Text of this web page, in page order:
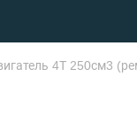
4Т 250см3